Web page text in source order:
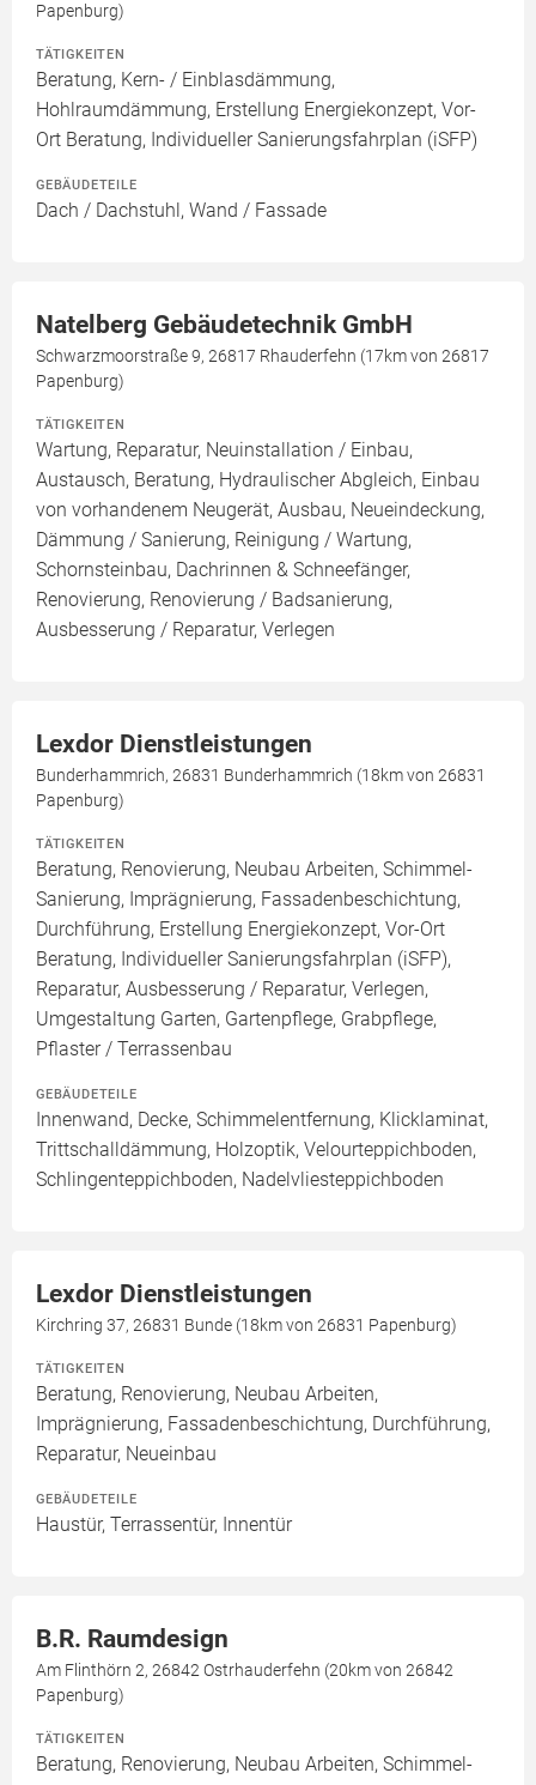
Papenburg)
TÄTIGKEITEN
Beratung, Kern- / Einblasdämmung,
Hohlraumdämmung, Erstellung Energiekonzept, Vor-
Ort Beratung, Individueller Sanierungsfahrplan (iSFP)
GEBÄUDETEILE
Dach / Dachstuhl, Wand / Fassade
Natelberg Gebäudetechnik GmbH
Schwarzmoorstraße 9, 26817 Rhauderfehn (17km von 26817
Papenburg)
TÄTIGKEITEN
Wartung, Reparatur, Neuinstallation / Einbau,
Austausch, Beratung, Hydraulischer Abgleich, Einbau
von vorhandenem Neugerät, Ausbau, Neueindeckung,
Dämmung / Sanierung, Reinigung / Wartung,
Schornsteinbau, Dachrinnen & Schneefänger,
Renovierung, Renovierung / Badsanierung,
Ausbesserung / Reparatur, Verlegen
Lexdor Dienstleistungen
Bunderhammrich, 26831 Bunderhammrich (18km von 26831
Papenburg)
TÄTIGKEITEN
Beratung, Renovierung, Neubau Arbeiten, Schimmel-
Sanierung, Imprägnierung, Fassadenbeschichtung,
Durchführung, Erstellung Energiekonzept, Vor-Ort
Beratung, Individueller Sanierungsfahrplan (iSFP),
Reparatur, Ausbesserung / Reparatur, Verlegen,
Umgestaltung Garten, Gartenpflege, Grabpflege,
Pflaster / Terrassenbau
GEBÄUDETEILE
Innenwand, Decke, Schimmelentfernung, Klicklaminat,
Trittschalldämmung, Holzoptik, Velourteppichboden,
Schlingenteppichboden, Nadelvliesteppichboden
Lexdor Dienstleistungen
Kirchring 37, 26831 Bunde (18km von 26831 Papenburg)
TÄTIGKEITEN
Beratung, Renovierung, Neubau Arbeiten,
Imprägnierung, Fassadenbeschichtung, Durchführung,
Reparatur, Neueinbau
GEBÄUDETEILE
Haustür, Terrassentür, Innentür
B.R. Raumdesign
Am Flinthörn 2, 26842 Ostrhauderfehn (20km von 26842
Papenburg)
TÄTIGKEITEN
Beratung, Renovierung, Neubau Arbeiten, Schimmel-